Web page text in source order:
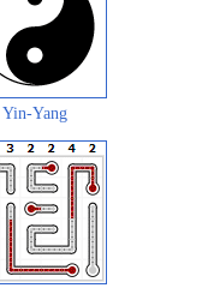
Yin-Yang